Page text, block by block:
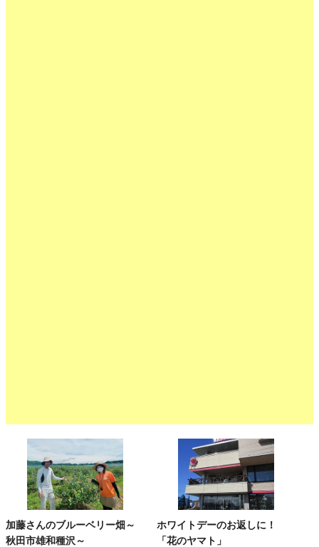
加藤さんのブルーベリー畑～
秋田市雄和種沢～
ホワイトデーのお返しに！
「花のヤマト」